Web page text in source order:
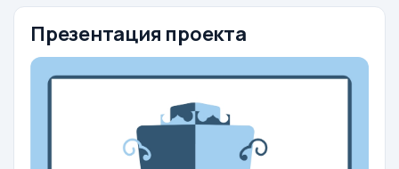
Презентация проекта